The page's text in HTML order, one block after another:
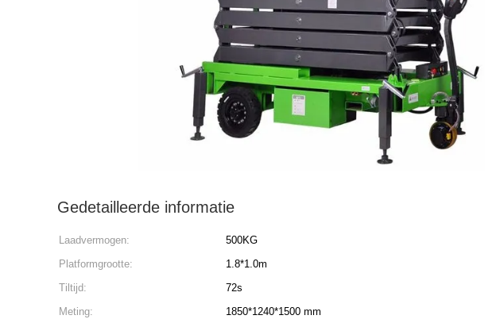
Gedetailleerde informatie
Laadvermogen: 500KG
Platformgrootte:
1.8*1.0m
Tiltijd:
72s
Meting:
1850*1240*1500 mm